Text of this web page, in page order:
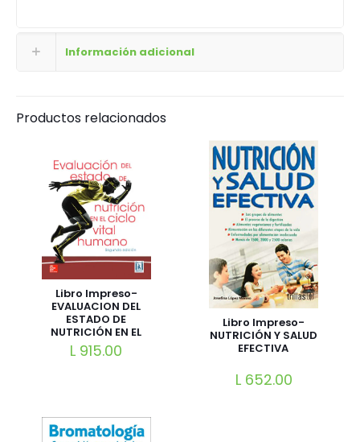
Información adicional
Productos relacionados
Libro Impreso-
EVALUACION DEL
ESTADO DE
NUTRICIÓN EN EL
CICLO VITAL
HUMANO 2nd
L 915.00
Libro Impreso-
NUTRICIÓN Y SALUD
EFECTIVA
L652.00